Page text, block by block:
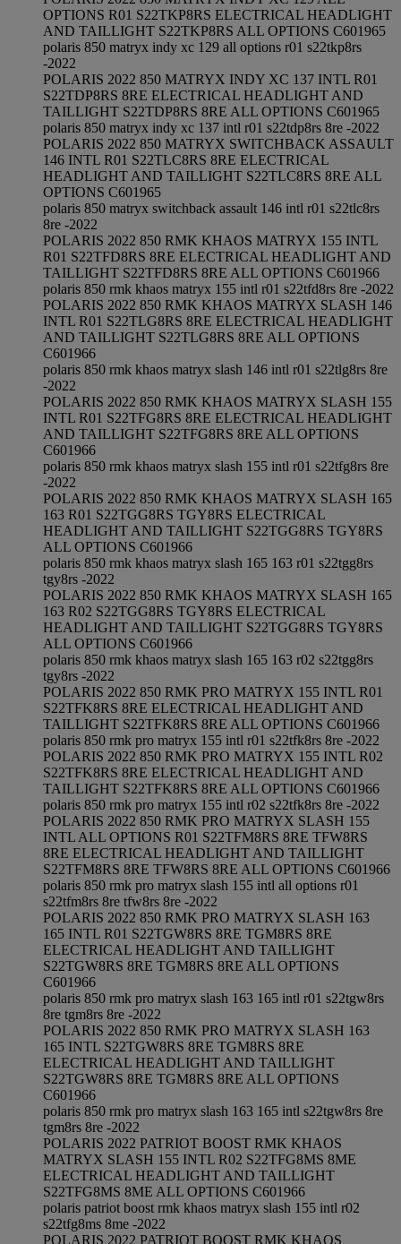
OPTIONS R01 S22TKP8RS ELECTRICAL HEADLIGHT
AND TAILLIGHT S22TKP8RS ALL OPTIONS C601965
polaris 850 matryx indy xc 129 all options r01 s22tkp8rs
-2022
POLARIS 2022 850 MATRYX INDY XC 137 INTL R01
S22TDP8RS 8RE ELECTRICAL HEADLIGHT AND
TAILLIGHT S22TDP8RS 8RE ALL OPTIONS C601965
polaris 850 matryx indy xc 137 intl r01 s22tdp8rs 8re -2022
POLARIS 2022 850 MATRYX SWITCHBACK ASSAULT
146 INTL R01 S22TLC8RS 8RE ELECTRICAL
HEADLIGHT AND TAILLIGHT S22TLC8RS 8RE ALL
OPTIONS C601965
polaris 850 matryx switchback assault 146 intl r01 s22tlc8rs
8re -2022
POLARIS 2022 850 RMK KHAOS MATRYX 155 INTL
R01 S22TFD8RS 8RE ELECTRICAL HEADLIGHT AND
TAILLIGHT S22TFD8RS 8RE ALL OPTIONS C601966
polaris 850 rmk khaos matryx 155 intl r01 s22tfd8rs 8re -2022
POLARIS 2022 850 RMK KHAOS MATRYX SLASH 146
INTL R01 S22TLG8RS 8RE ELECTRICAL HEADLIGHT
AND TAILLIGHT S22TLG8RS 8RE ALL OPTIONS
C601966
polaris 850 rmk khaos matryx slash 146 intl r01 s22tlg8rs 8re
-2022
POLARIS 2022 850 RMK KHAOS MATRYX SLASH 155
INTL R01 S22TFG8RS 8RE ELECTRICAL HEADLIGHT
AND TAILLIGHT S22TFG8RS 8RE ALL OPTIONS
C601966
polaris 850 rmk khaos matryx slash 155 intl r01 s22tfg8rs 8re
-2022
POLARIS 2022 850 RMK KHAOS MATRYX SLASH 165
163 R01 S22TGG8RS TGY8RS ELECTRICAL
HEADLIGHT AND TAILLIGHT S22TGG8RS TGY8RS
ALL OPTIONS C601966
polaris 850 rmk khaos matryx slash 165 163 r01 s22tgg8rs
tgy8rs -2022
POLARIS 2022 850 RMK KHAOS MATRYX SLASH 165
163 R02 S22TGG8RS TGY8RS ELECTRICAL
HEADLIGHT AND TAILLIGHT S22TGG8RS TGY8RS
ALL OPTIONS C601966
polaris 850 rmk khaos matryx slash 165 163 r02 s22tgg8rs
tgy8rs -2022
POLARIS 2022 850 RMK PRO MATRYX 155 INTL R01
S22TFK8RS 8RE ELECTRICAL HEADLIGHT AND
TAILLIGHT S22TFK8RS 8RE ALL OPTIONS C601966
polaris 850 rmk pro matryx 155 intl r01 s22tfk8rs 8re -2022
POLARIS 2022 850 RMK PRO MATRYX 155 INTL R02
S22TFK8RS 8RE ELECTRICAL HEADLIGHT AND
TAILLIGHT S22TFK8RS 8RE ALL OPTIONS C601966
polaris 850 rmk pro matryx 155 intl r02 s22tfk8rs 8re -2022
POLARIS 2022 850 RMK PRO MATRYX SLASH 155
INTL ALL OPTIONS R01 S22TFM8RS 8RE TFW8RS
8RE ELECTRICAL HEADLIGHT AND TAILLIGHT
S22TFM8RS 8RE TFW8RS 8RE ALL OPTIONS C601966
polaris 850 rmk pro matryx slash 155 intl all options r01
s22tfm8rs 8re tfw8rs 8re -2022
POLARIS 2022 850 RMK PRO MATRYX SLASH 163
165 INTL R01 S22TGW8RS 8RE TGM8RS 8RE
ELECTRICAL HEADLIGHT AND TAILLIGHT
S22TGW8RS 8RE TGM8RS 8RE ALL OPTIONS
C601966
polaris 850 rmk pro matryx slash 163 165 intl r01 s22tgw8rs
8re tgm8rs 8re -2022
POLARIS 2022 850 RMK PRO MATRYX SLASH 163
165 INTL S22TGW8RS 8RE TGM8RS 8RE
ELECTRICAL HEADLIGHT AND TAILLIGHT
S22TGW8RS 8RE TGM8RS 8RE ALL OPTIONS
C601966
polaris 850 rmk pro matryx slash 163 165 intl s22tgw8rs 8re
tgm8rs 8re -2022
POLARIS 2022 PATRIOT BOOST RMK KHAOS
MATRYX SLASH 155 INTL R02 S22TFG8MS 8ME
ELECTRICAL HEADLIGHT AND TAILLIGHT
S22TFG8MS 8ME ALL OPTIONS C601966
polaris patriot boost rmk khaos matryx slash 155 intl r02
s22tfg8ms 8me -2022
POLARIS 2022 PATRIOT BOOST RMK KHAOS